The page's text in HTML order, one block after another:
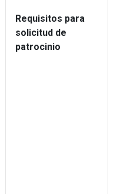
Requisitos para
solicitud de
patrocinio